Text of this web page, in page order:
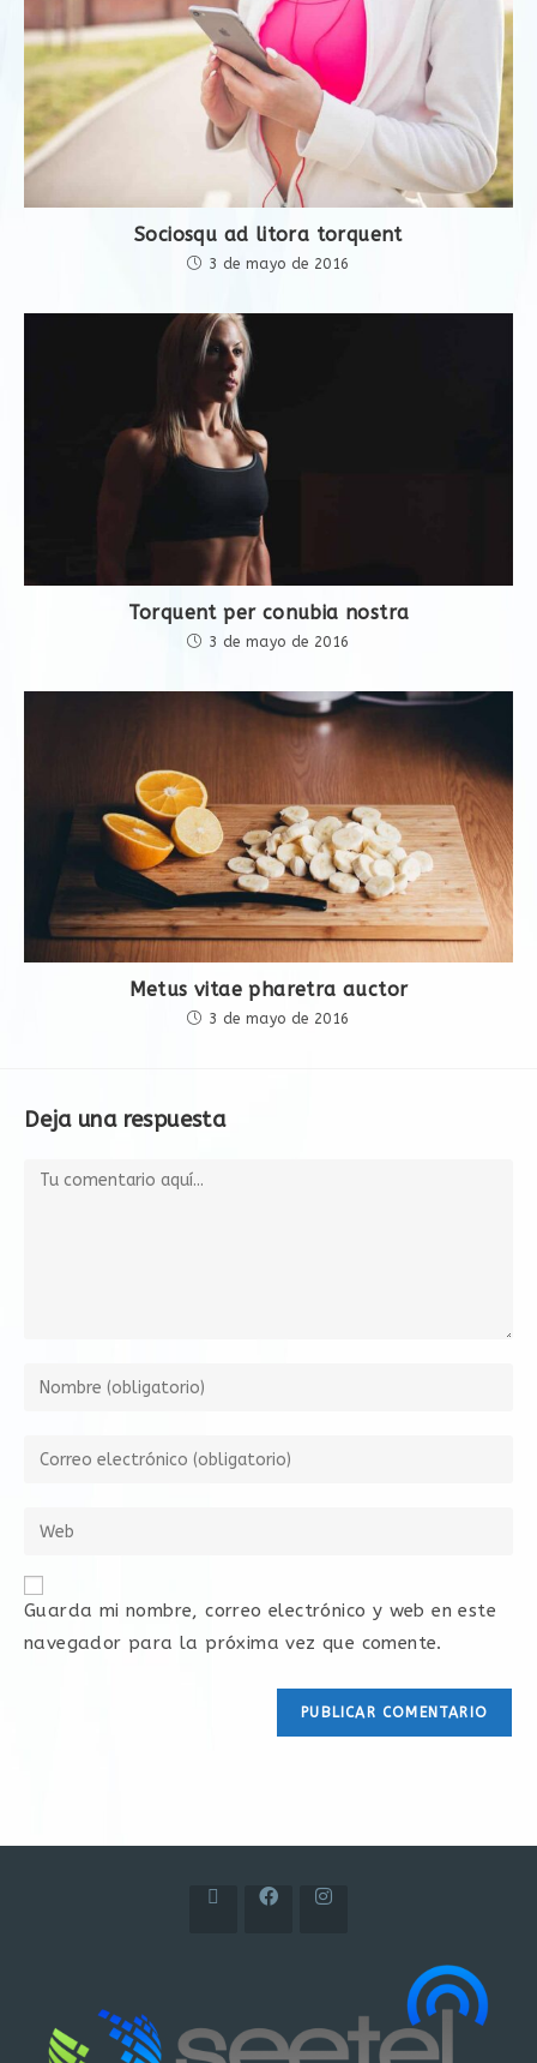
Sociosqu ad litora torquent
3 de mayo de 2016
Torquent per conubia nostra
3 de mayo de 2016
Metus vitae pharetra auctor
3 de mayo de 2016
Deja una respuesta
Guarda mi nombre, correo electrónico y web en este
navegador para la próxima vez que comente.